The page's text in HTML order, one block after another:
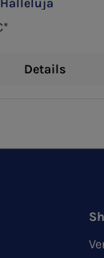
Details